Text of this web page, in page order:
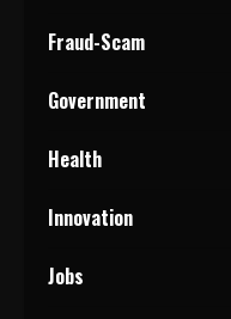
Fraud-Scam
Government
Health
Innovation
Jobs